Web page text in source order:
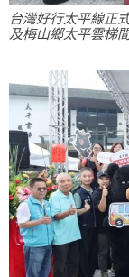
台灣好行太平線正
及梅山鄉太平雲梯